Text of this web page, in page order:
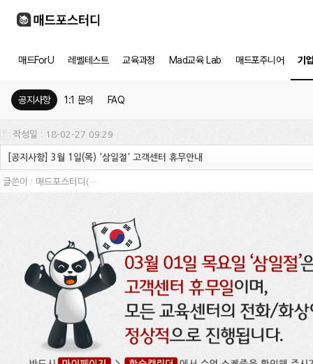
매드ForU 레벨테스트 교육과정 Mad교육 Lab 매드포주니어 기
공지사항 1:1 문의 FAQ
작성일 : 18-02-27 09:29
[공지사항] 3월 1일(목) '삼일절' 고객센터 휴무안내
글쓴이 : 매드포스터디(…